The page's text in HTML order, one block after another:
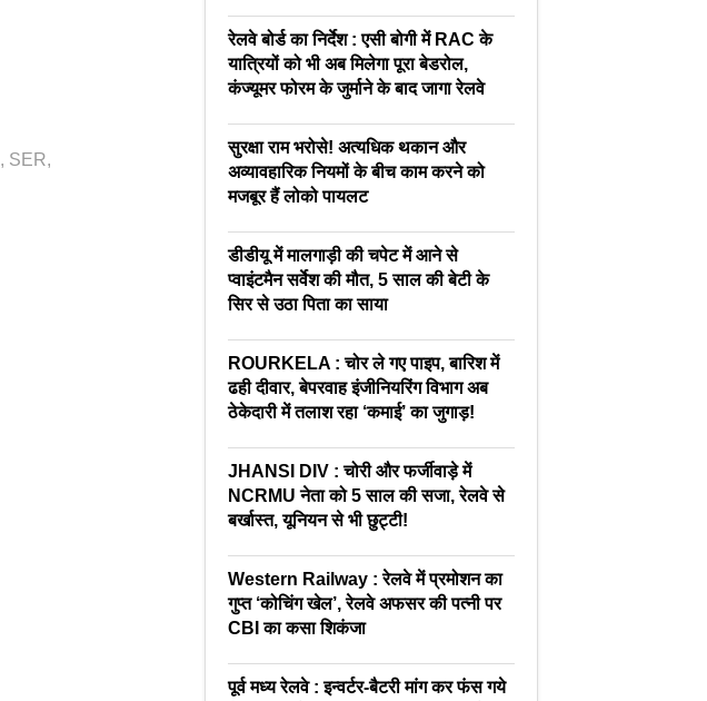
, SER,
रेलवे बोर्ड का निर्देश : एसी बोगी में RAC के
यात्रियों को भी अब मिलेगा पूरा बेडरोल,
कंज्यूमर फोरम के जुर्माने के बाद जागा रेलवे
सुरक्षा राम भरोसे! अत्यधिक थकान और
अव्यावहारिक नियमों के बीच काम करने को
मजबूर हैं लोको पायलट
डीडीयू में मालगाड़ी की चपेट में आने से
प्वाइंटमैन सर्वेश की मौत, 5 साल की बेटी के
सिर से उठा पिता का साया
ROURKELA : चोर ले गए पाइप, बारिश में
ढही दीवार, बेपरवाह इंजीनियरिंग विभाग अब
ठेकेदारी में तलाश रहा ‘कमाई’ का जुगाड़!
JHANSI DIV : चोरी और फर्जीवाड़े में
NCRMU नेता को 5 साल की सजा, रेलवे से
बर्खास्त, यूनियन से भी छुट्टी!
Western Railway : रेलवे में प्रमोशन का
गुप्त ‘कोचिंग खेल’, रेलवे अफसर की पत्नी पर
CBI का कसा शिकंजा
पूर्व मध्य रेलवे : इन्वर्टर-बैटरी मांग कर फंस गये